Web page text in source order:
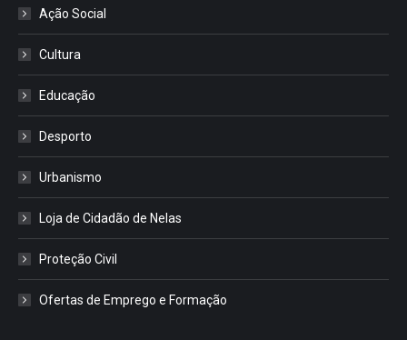
Ação Social
Cultura
Educação
Desporto
Urbanismo
Loja de Cidadão de Nelas
Proteção Civil
Ofertas de Emprego e Formação